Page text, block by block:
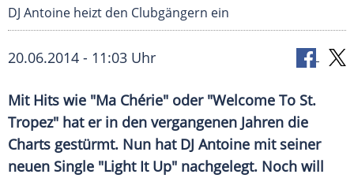
DJ Antoine heizt den Clubgängern ein
20.06.2014 - 11:03 Uhr
Mit Hits wie "Ma Chérie" oder "Welcome To St.
Tropez" hat er in den vergangenen Jahren die
Charts gestürmt. Nun hat DJ Antoine mit seiner
neuen Single "Light It Up" nachgelegt. Noch will